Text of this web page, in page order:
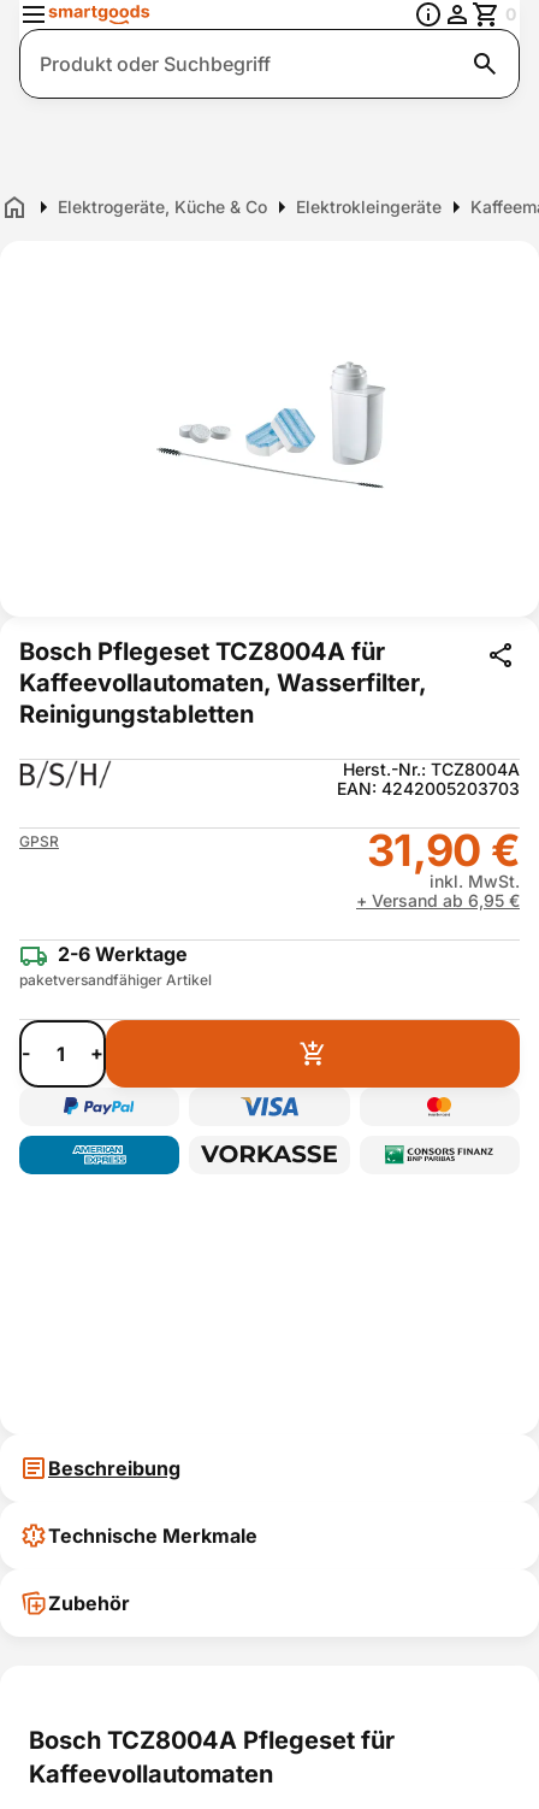
Suche
0
Home Elektrogeräte, Küche & Co Elektrokleingeräte
Bosch Pflegeset TCZ8004A für
Kaffeevollautomaten, Wasserfilter,
Reinigungstabletten
Herst.-Nr.: TCZ8004A
EAN: 4242005203703
GPSR 31,90 €
inkl. MwSt.
+ Versand ab 6,95 €
2-6 Werktage
paketversandfähiger Artikel
- +
Beschreibung
Technische Merkmale
Zubehör
Bosch TCZ8004A Pflegeset für
Kaffeevollautomaten